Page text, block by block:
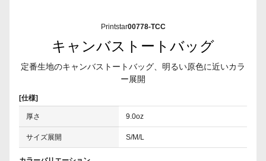
Printstar00778-TCC
キャンバストートバッグ
定番生地のキャンバストートバッグ、明るい原色に近いカラ
ー展開
[仕様]
厚さ 9.0oz
サイズ展開 S/M/L